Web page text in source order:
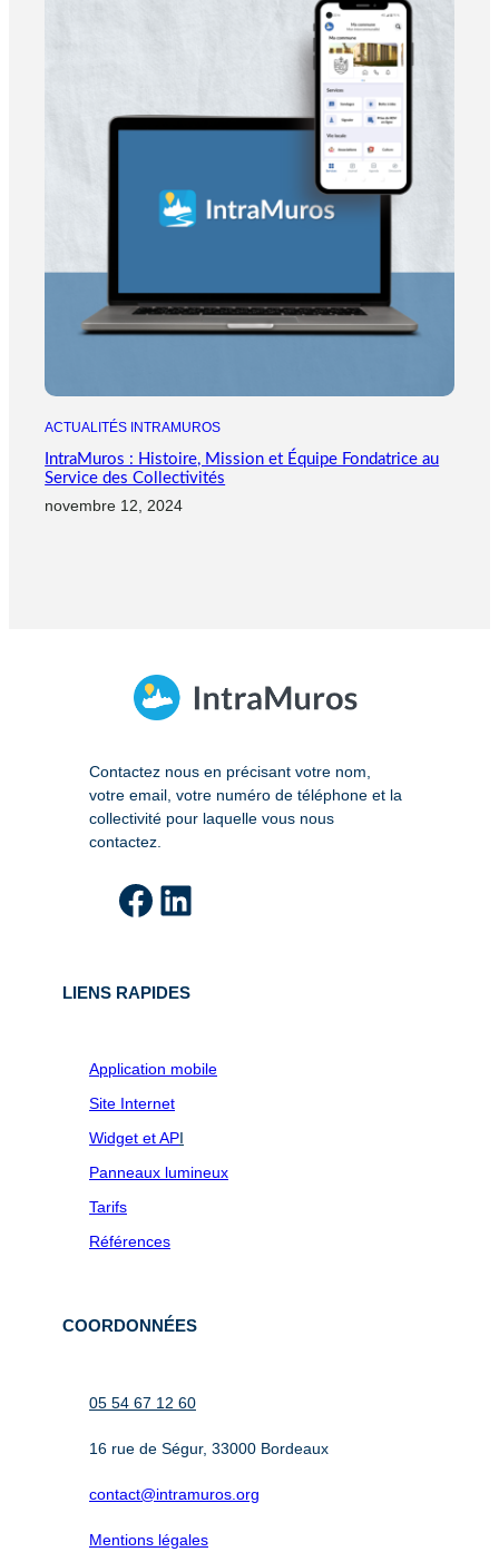
ACTUALITÉS INTRAMUROS
IntraMuros : Histoire, Mission et Équipe Fondatrice au
Service des Collectivités
novembre 12, 2024
Contactez nous en précisant votre nom,
votre email, votre numéro de téléphone et la
collectivité pour laquelle vous nous
contactez.
Facebook LinkedIn
LIENS RAPIDES
Application mobile
Site Internet
Widget et API
Panneaux lumineux
Tarifs
Références
COORDONNÉES
05 54 67 12 60
16 rue de Ségur, 33000 Bordeaux
contact@intramuros.org
Mentions légales